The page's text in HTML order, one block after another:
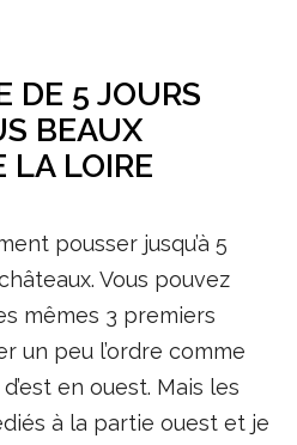
DE 5 JOURS
BEAUX
LA LOIRE
pousser jusqu’à 5
Vous pouvez
mêmes 3 premiers
un peu l’ordre comme
en ouest. Mais les
à la partie ouest et je